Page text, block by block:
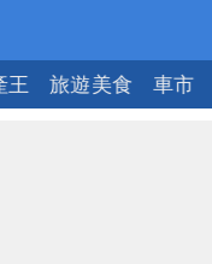
王 旅遊美食 車市